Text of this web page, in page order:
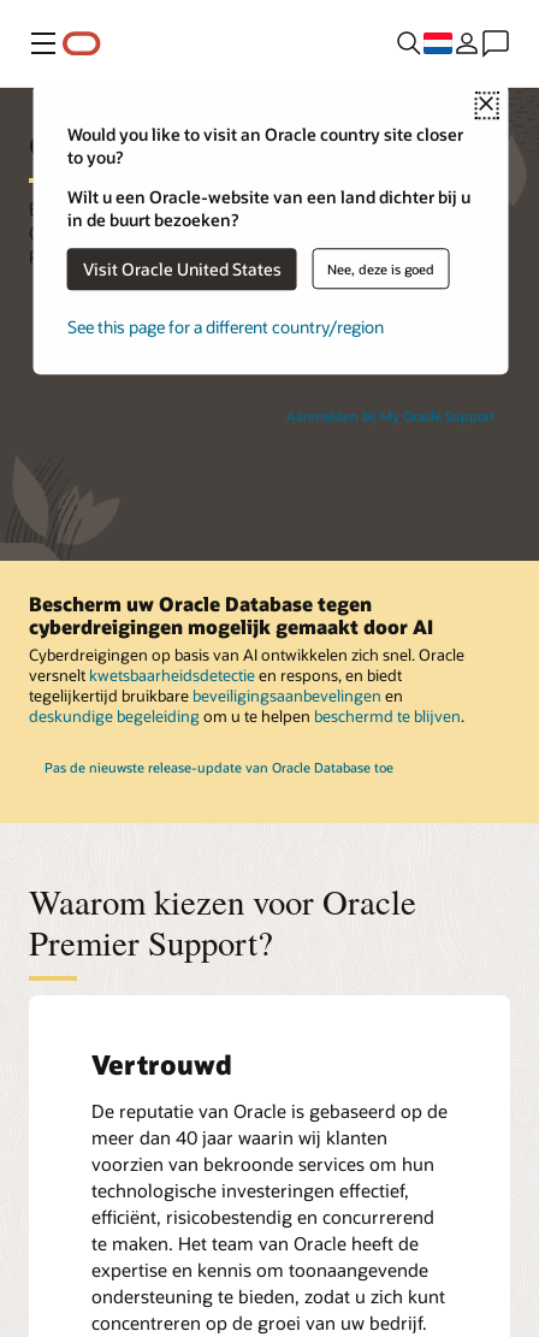
Menu
Close
Would you like to visit an Oracle country site closer
to you?
Wilt u een Oracle-website van een land dichter bij u
in de buurt bezoeken?
Visit Oracle United States Nee, deze is goed
See this page for a different country/region
Aanmelden bij My Oracle Support
Oracle Premier Support
Beperk risico's, verlaag kosten en bescherm uw on-premises
Oracle applicaties, databases, software en systemen met Oracle
Premier Support. Bekijk devideo.
Bescherm uw Oracle Database tegen
cyberdreigingen mogelijk gemaakt door AI
Cyberdreigingen op basis van AI ontwikkelen zich snel. Oracle
versnelt kwetsbaarheidsdetectieen respons, en biedt
tegelijkertijd bruikbare beveiligingsaanbevelingen en
deskundige begeleidingom u te helpen beschermd te blijven.
Pas de nieuwste release-update van Oracle Database toe
Waarom kiezen voor Oracle
Premier Support?
Vertrouwd
De reputatie van Oracle is gebaseerd op de
meer dan 40 jaar waarin wij klanten
voorzien van bekroonde services om hun
technologische investeringen effectief,
efficiënt, risicobestendig en concurrerend
te maken. Het team van Oracle heeft de
expertise en kennis om toonaangevende
ondersteuning te bieden, zodat u zich kunt
concentreren op de groei van uw bedrijf.